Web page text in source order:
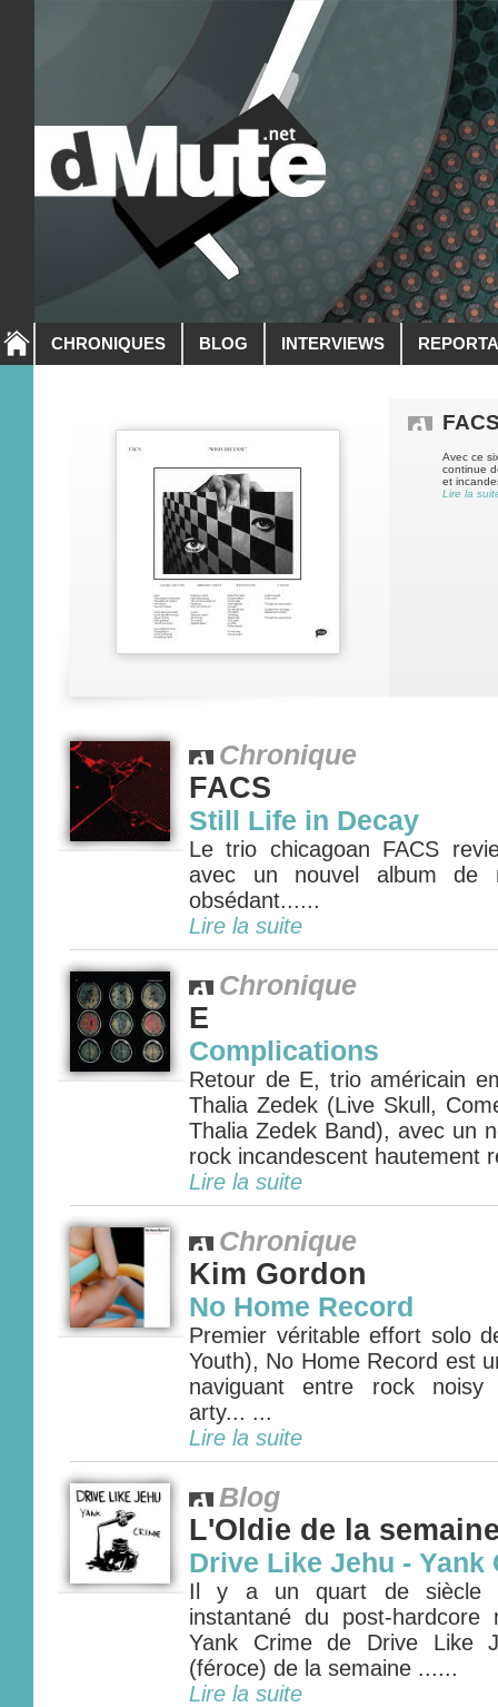
CHRONIQUES BLOG INTERVIEWS
Avec ce
continue
et
Lire la
Chronique
FACS
Still Life in Decay
Le trio chicagoan FACS
avec un nouvel album de
obsédant......
Lire la suite
Chronique
E
Complications
Retour de E, trio américain
Thalia Zedek (Live Skull,
Thalia Zedek Band), avec un
rock incandescent hautement
Lire la suite
Chronique
Kim Gordon
No Home Record
Premier véritable effort solo
Youth), No Home Record est
naviguant entre rock noisy
arty... ...
Lire la suite
Blog
L'Oldie de la
Drive Like Jehu - Yank
Il y a un quart de siècle
instantané du post-
Yank Crime de Drive Like
(féroce) de la semaine ......
Lire la suite